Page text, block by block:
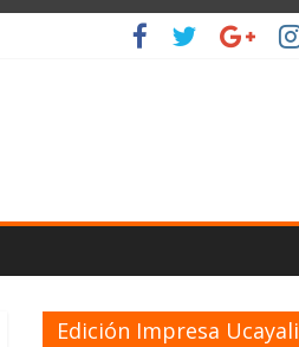
Edición Impresa Ucayali